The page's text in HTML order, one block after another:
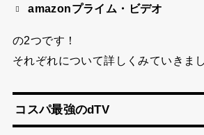
amazonプライム・ビデオ
の2つです！
それぞれについて詳しくみていきま
コスパ最強のdTV